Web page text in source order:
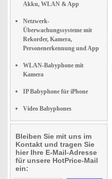
Akku, WLAN & App
Netzwerk-
Überwachungssysteme mit
Rekorder, Kamera,
Personenerkennung und App
WLAN-Babyphone mit
Kamera
IP Babyphone für iPhone
Video Babyphones
Bleiben Sie mit uns im
Kontakt und tragen Sie
hier Ihre E-Mail-Adresse
für unsere HotPrice-Mail
ein: